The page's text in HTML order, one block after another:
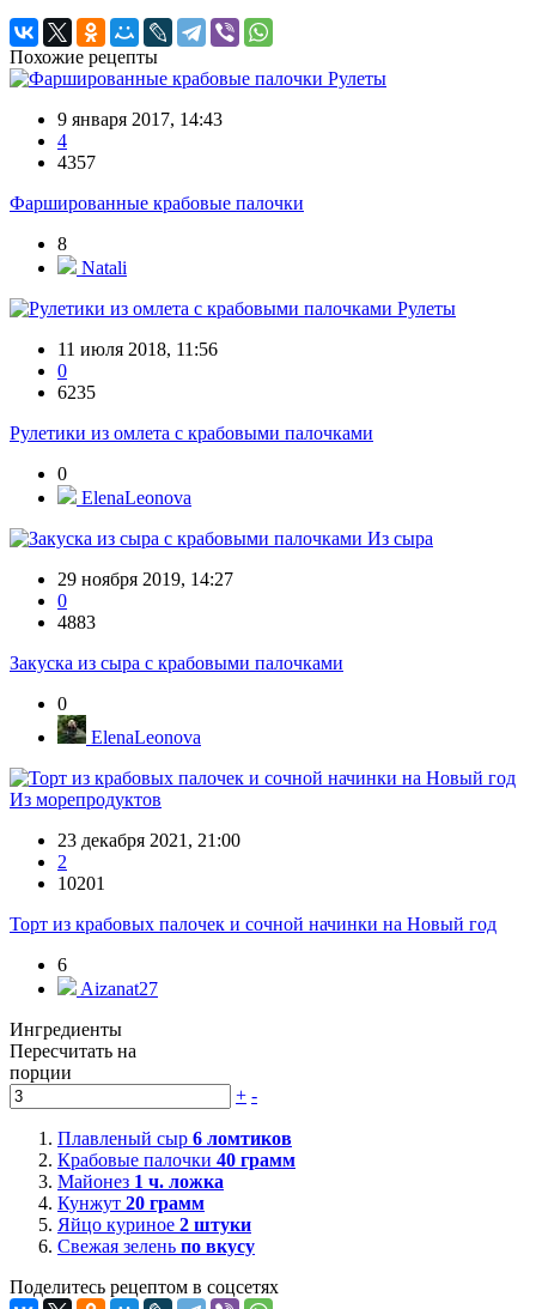
Похожие рецепты
Рулеты
9 января 2017, 14:43
4
4357
Фаршированные крабовые палочки
8
Natali
Рулеты
11 июля 2018, 11:56
0
6235
Рулетики из омлета с крабовыми палочками
0
ElenaLeonova
Из сыра
29 ноября 2019, 14:27
0
4883
Закуска из сыра с крабовыми палочками
0
ElenaLeonova
Из морепродуктов
23 декабря 2021, 21:00
2
10201
Торт из крабовых палочек и сочной начинки на Новый год
6
Aizanat27
Ингредиенты
Пересчитать на
порции
+ -
Плавленый сыр 6 ломтиков
Крабовые палочки 40 грамм
Майонез 1 ч. ложка
Кунжут 20 грамм
Яйцо куриное 2 штуки
Свежая зелень по вкусу
Поделитесь рецептом в соцсетях